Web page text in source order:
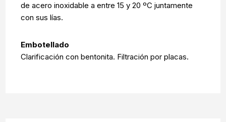
de acero inoxidable a entre 15 y 20 ºC juntamente
con sus lías.
Embotellado
Clarificación con bentonita. Filtración por placas.